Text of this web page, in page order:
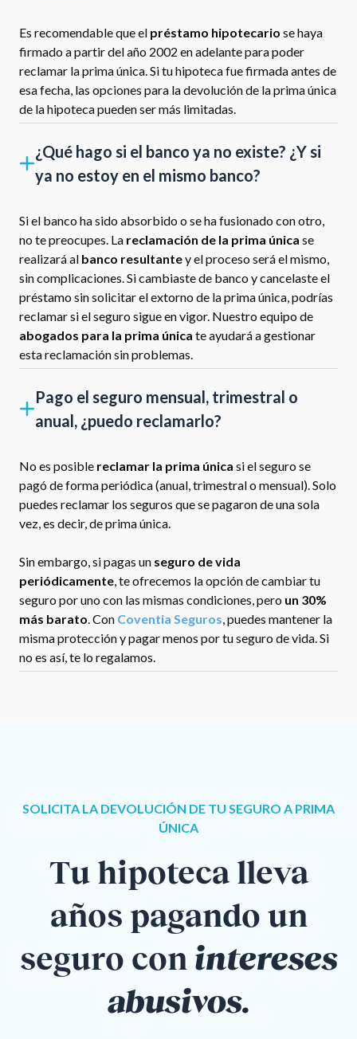
Es recomendable que el préstamo hipotecario se haya
firmado a partir del año 2002 en adelante para poder
reclamar la prima única. Si tu hipoteca fue firmada antes de
esa fecha, las opciones para la devolución de la prima única
de la hipoteca pueden ser más limitadas.
¿Qué hago si el banco ya no existe? ¿Y si
ya no estoy en el mismo banco?
Si el banco ha sido absorbido o se ha fusionado con otro,
no te preocupes. La reclamación de la prima única se
realizará al banco resultantey el proceso será el mismo,
sin complicaciones. Si cambiaste de banco y cancelaste el
préstamo sin solicitar el extorno de la prima única, podrías
reclamar si el seguro sigue en vigor. Nuestro equipo de
abogados para la prima única te ayudará a gestionar
esta reclamación sin problemas.
Pago el seguro mensual, trimestral o
anual, ¿puedo reclamarlo?
No es posible reclamar la prima única si el seguro se
pagó de forma periódica (anual, trimestral o mensual). Solo
puedes reclamar los seguros que se pagaron de una sola
vez, es decir, de prima única.
Sin embargo, si pagas un seguro de vida
periódicamente, te ofrecemos la opción de cambiar tu
seguro por uno con las mismas condiciones, pero un 30%
más barato. Con Coventia Seguros, puedes mantener la
misma protección y pagar menos por tu seguro de vida. Si
no es así, te lo regalamos.
SOLICITA LA DEVOLUCIÓN DE TU SEGURO A PRIMA
ÚNICA
Tu hipoteca lleva
años pagando un
seguro con intereses
abusivos.